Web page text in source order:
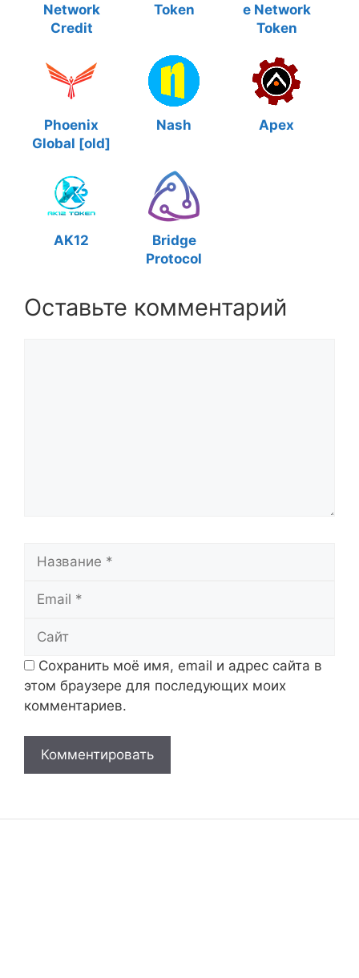
Network
Credit
Token
e Network
Token
Phoenix
Global [old]
Nash Apex
AK12
Bridge
Protocol
Оставьте комментарий
Сохранить моё имя, email и адрес сайта в
этом браузере для последующих моих
комментариев.